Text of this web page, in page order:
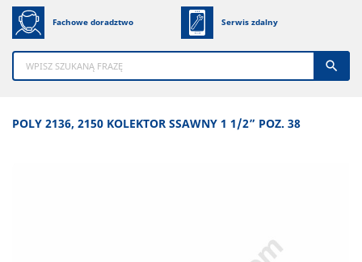
Fachowe doradztwo Serwis zdalny

POLY 2136, 2150 KOLEKTOR SSAWNY 1 1/2” POZ. 38